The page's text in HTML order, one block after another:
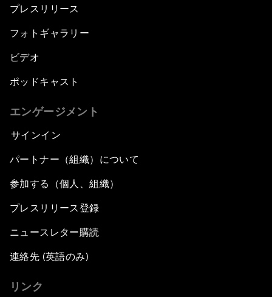
プレスリリース
フォトギャラリー
ビデオ
ポッドキャスト
エンゲージメント
サインイン
パートナー（組織）について
参加する（個人、組織）
プレスリリース登録
ニュースレター購読
連絡先 (英語のみ)
リンク